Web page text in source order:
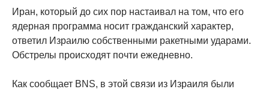
Иран, который до сих пор настаивал на том, что его
ядерная программа носит гражданский характер,
ответил Израилю собственными ракетными ударами.
Обстрелы происходят почти ежедневно.
Как сообщает BNS, в этой связи из Израиля были